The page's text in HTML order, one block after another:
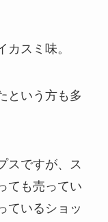
スミ味。
という方も多
スですが、ス
ても売ってい
ているショッ